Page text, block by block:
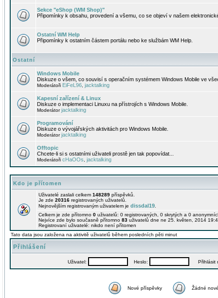
Sekce "eShop (WM Shop)"
Připomínky k obsahu, provedení a všemu, co se objeví v našem
Ostatní WM Help
Připomínky k ostatním částem portálu nebo ke službám WM Help.
Ostatní
Windows Mobile
Diskuze o všem, co souvisí s operačním systémem Windows Mobile ve
Moderátoři EiFeL96 jacktalking
Kapesní zařízení & Linux
Diskuze o implementaci Linuxu na přístrojích s Windows Mobile.
Moderátorjacktalking
Programování
Diskuze o vývojářských aktivitách pro Windows Mobile.
Moderátorjacktalking
Offtopic
Chcete-li si s ostatními uživateli prostě jen tak popovídat...
Moderátoři cHaOOs jacktalking
Kdo je přítomen
Uživatelé zaslali celkem 148289 příspěvků.
Je zde 20316 registrovaných uživatelů.
Nejnovějším registrovaným uživatelem je dissdal19
Celkem je zde přítomno 0 uživatelů: 0 registrovaných, 0 skrytých a 0
Nejvíce zde bylo současně přítomno 83 uživatelů dne ne 25. květen, 2014
Registrovaní uživatelé: nikdo není přítomen
Tato data jsou založena na aktivitě uživatelů během posledních pěti minut
Přihlášení
Uživatel: Heslo: Přihlásit
Nové příspěvky Žádné